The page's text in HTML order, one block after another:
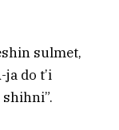
sulmet,
do t’i